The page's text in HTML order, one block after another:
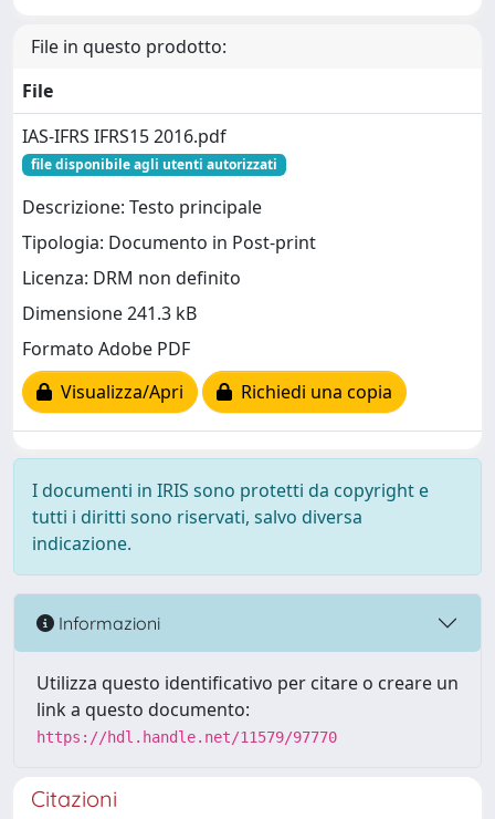
File in questo prodotto:
File
IAS-IFRS IFRS15 2016.pdf
file disponibile agli utenti autorizzati
Descrizione: Testo principale
Tipologia: Documento in Post-print
Licenza: DRM non definito
Dimensione 241.3 kB
Formato Adobe PDF
Visualizza/Apri
Richiedi una copia
I documenti in IRIS sono protetti da copyright e
tutti i diritti sono riservati, salvo diversa
indicazione.
Informazioni
Utilizza questo identificativo per citare o creare un
link a questo documento:
https://hdl.handle.net/11579/97770
Citazioni